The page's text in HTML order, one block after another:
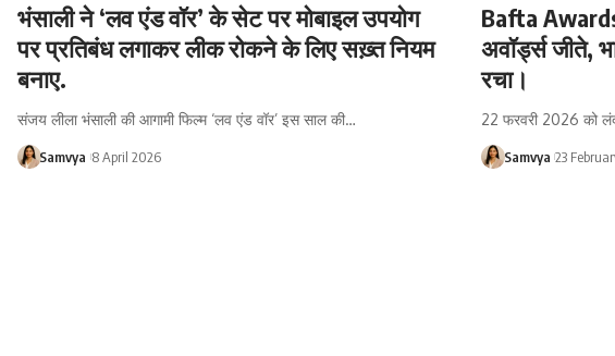
भंसाली ने ‘लव एंड वॉर’ के सेट पर मोबाइल उपयोग
पर प्रतिबंध लगाकर लीक रोकने के लिए सख़्त नियम
बनाए.
संजय लीला भंसाली की आगामी फिल्म ‘लव एंड वॉर’ इस साल की…
Samvya 8 April 2026
Bafta
अवॉर्ड्स जीते,
रचा।
22 फरवरी 2026 को
Samvya 23